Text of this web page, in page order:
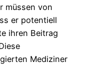
müssen von
er potentiell
ihren Beitrag
Mediziner